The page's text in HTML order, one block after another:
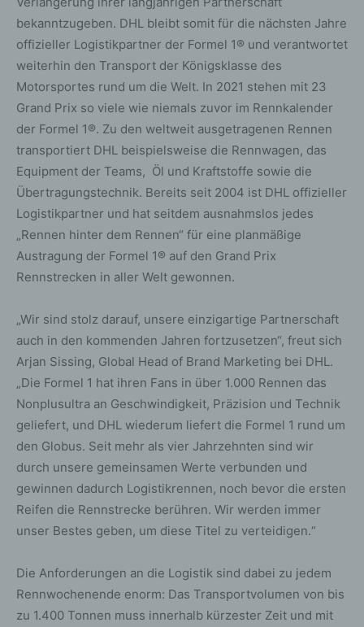
bekanntzugeben. DHL bleibt somit für die nächsten Jahre
offizieller Logistikpartner der Formel 1® und verantwortet
weiterhin den Transport der Königsklasse des
Motorsportes rund um die Welt. In 2021 stehen mit 23
Grand Prix so viele wie niemals zuvor im Rennkalender
der Formel 1®. Zu den weltweit ausgetragenen Rennen
transportiert DHL beispielsweise die Rennwagen, das
Equipment der Teams, Öl und Kraftstoffe sowie die
Übertragungstechnik. Bereits seit 2004 ist DHL offizieller
Logistikpartner und hat seitdem ausnahmslos jedes
„Rennen hinter dem Rennen“ für eine planmäßige
Austragung der Formel 1® auf den Grand Prix
Rennstrecken in aller Welt gewonnen.
„Wir sind stolz darauf, unsere einzigartige Partnerschaft
auch in den kommenden Jahren fortzusetzen“, freut sich
Arjan Sissing, Global Head of Brand Marketing bei DHL.
„Die Formel 1 hat ihren Fans in über 1.000 Rennen das
Nonplusultra an Geschwindigkeit, Präzision und Technik
geliefert, und DHL wiederum liefert die Formel 1 rund um
den Globus. Seit mehr als vier Jahrzehnten sind wir
durch unsere gemeinsamen Werte verbunden und
gewinnen dadurch Logistikrennen, noch bevor die ersten
Reifen die Rennstrecke berühren. Wir werden immer
unser Bestes geben, um diese Titel zu verteidigen.“
Die Anforderungen an die Logistik sind dabei zu jedem
Rennwochenende enorm: Das Transportvolumen von bis
zu 1.400 Tonnen muss innerhalb kürzester Zeit und mit